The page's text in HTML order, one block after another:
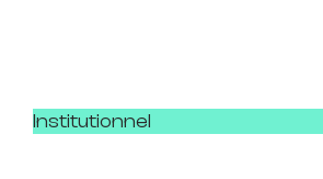
Institutionnel